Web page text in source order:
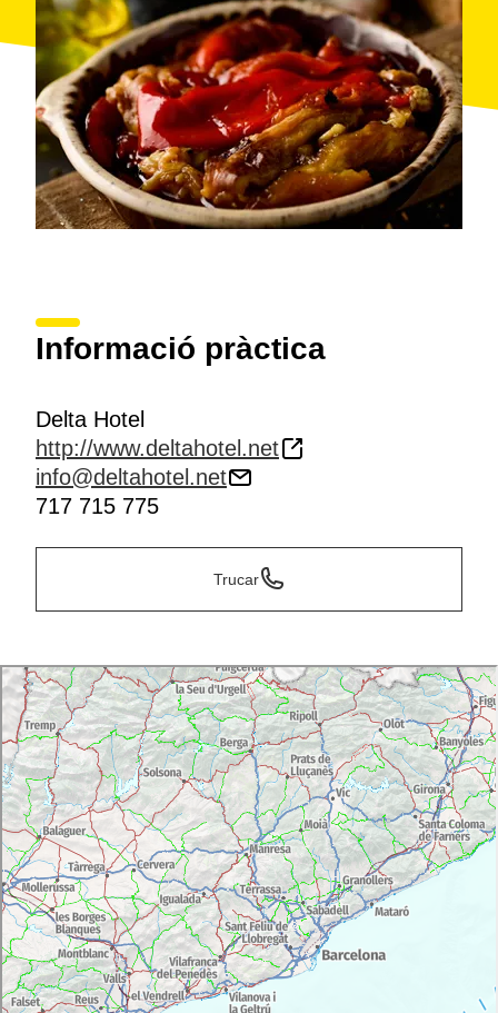
Informació pràctica
Delta Hotel
http://www.deltahotel.net
info@deltahotel.net
717 715 775
Trucar